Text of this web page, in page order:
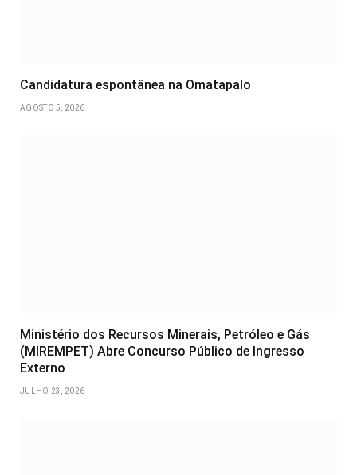
Candidatura espontânea na Omatapalo
AGOSTO 5, 2026
Ministério dos Recursos Minerais, Petróleo e Gás
(MIREMPET) Abre Concurso Público de Ingresso
Externo
JULHO 23, 2026